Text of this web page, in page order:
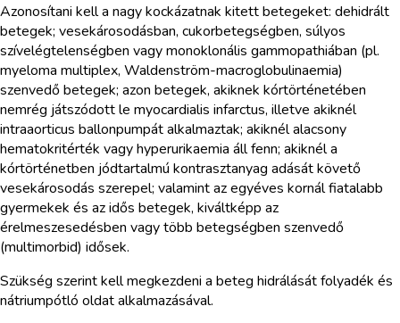
Azonosítani kell a nagy kockázatnak kitett betegeket: dehidrált
betegek; vesekárosodásban, cukorbetegségben, súlyos
szívelégtelenségben vagy monoklonális gammopathiában (pl.
myeloma multiplex, Waldenström-macroglobulinaemia)
szenvedő betegek; azon betegek, akiknek kórtörténetében
nemrég játszódott le myocardialis infarctus, illetve akiknél
intraaorticus ballonpumpát alkalmaztak; akiknél alacsony
hematokritérték vagy hyperurikaemia áll fenn; akiknél a
kórtörténetben jódtartalmú kontrasztanyag adását követő
vesekárosodás szerepel; valamint az egyéves kornál fiatalabb
gyermekek és az idős betegek, kiváltképp az
érelmeszesedésben vagy több betegségben szenvedő
(multimorbid) idősek.
Szükség szerint kell megkezdeni a beteg hidrálását folyadék és
nátriumpótló oldat alkalmazásával.